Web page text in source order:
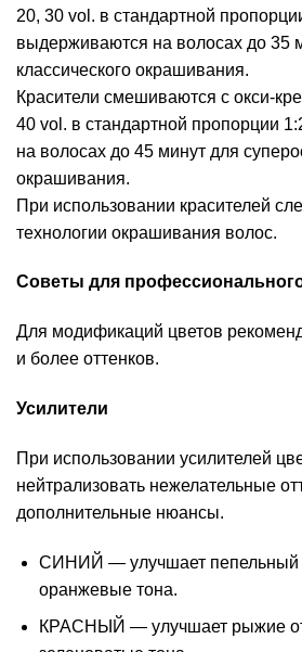
20, 30 vol. в стандартной
выдерживаются на волосах до 35
классического окрашивания.
Красители смешиваются с окси-
40 vol. в стандартной пропорции
на волосах до 45 минут для
окрашивания.
При использовании красителей
технологии окрашивания волос.
Советы для
Для модификаций цветов
и более оттенков.
Усилители
При использовании усилителей
нейтрализовать нежелательные
дополнительные нюансы.
СИНИЙ — улучшает пепельный
оранжевые тона.
КРАСНЫЙ — улучшает рыжие